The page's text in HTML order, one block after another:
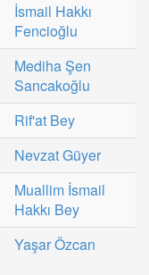
İsmail Hakkı
Fencioğlu
Mediha Şen
Sancakoğlu
Rif'at Bey
Nevzat Güyer
Muallim İsmail
Hakkı Bey
Yaşar Özcan